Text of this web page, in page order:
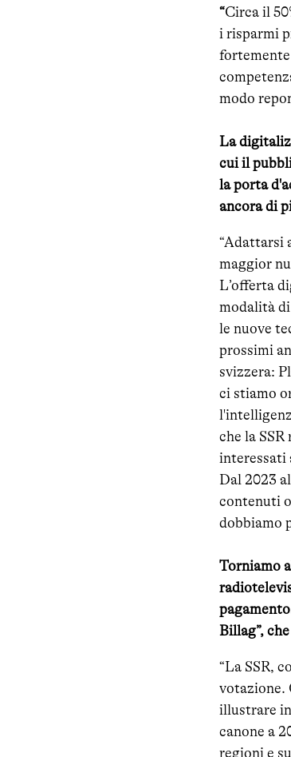
“Circa il
i risparmi
modo
La
cui il
la porta
ancora di
“Adattarsi
maggior
L’offerta
modalità
le nuove
prossimi
svizzera:
ci stiamo
che la
interessati
Dal 2023
contenuti
dobbiamo
Torniamo
Billag”,
“La SSR,
votazione.
illustrare
canone a
regioni e